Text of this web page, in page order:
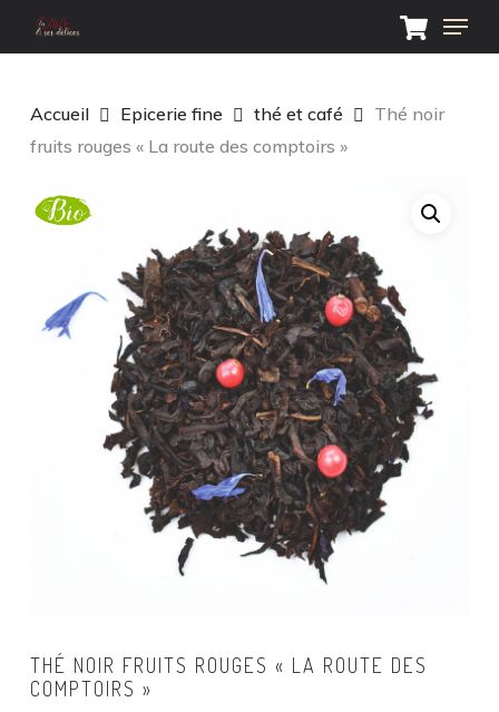
main
Menu
Accueil Epicerie fine thé et café
Thé noir
fruits rouges « La route des comptoirs »
THÉ NOIR FRUITS ROUGES « LA ROUTE DES
COMPTOIRS »